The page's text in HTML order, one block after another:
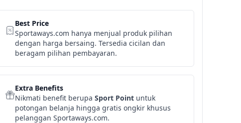
Best Price
Sportaways.com hanya menjual produk pilihan
dengan harga bersaing. Tersedia cicilan dan
beragam pilihan pembayaran.
Extra Benefits
Nikmati benefit berupaSport Point untuk
potongan belanja hingga gratis ongkir khusus
pelanggan Sportaways.com.